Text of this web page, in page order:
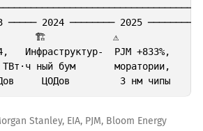
───── 2024 ──────── 2025
🏗️            ⚠️              ◉
Инфраструктур-  PJM +833%,
ный бум       моратории,
Stanley, EIA, PJM, Bloom Energy